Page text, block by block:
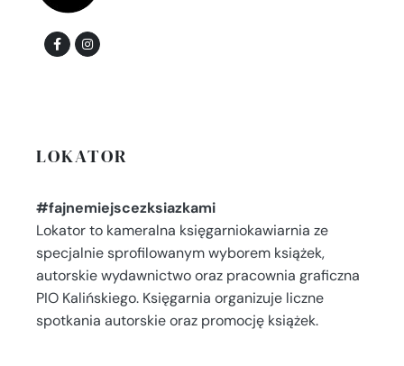
LOKATOR
#fajnemiejscezksiazkami
Lokator to kameralna księgarniokawiarnia ze
specjalnie sprofilowanym wyborem książek,
autorskie wydawnictwo oraz pracownia graficzna
PIO Kalińskiego. Księgarnia organizuje liczne
spotkania autorskie oraz promocję książek.